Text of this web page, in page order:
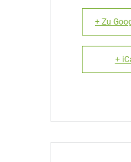
+ Zu
+